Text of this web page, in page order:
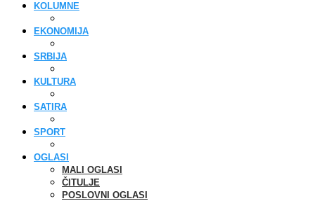
KOLUMNE
EKONOMIJA
SRBIJA
KULTURA
SATIRA
SPORT
OGLASI
MALI OGLASI
ČITULJE
POSLOVNI OGLASI